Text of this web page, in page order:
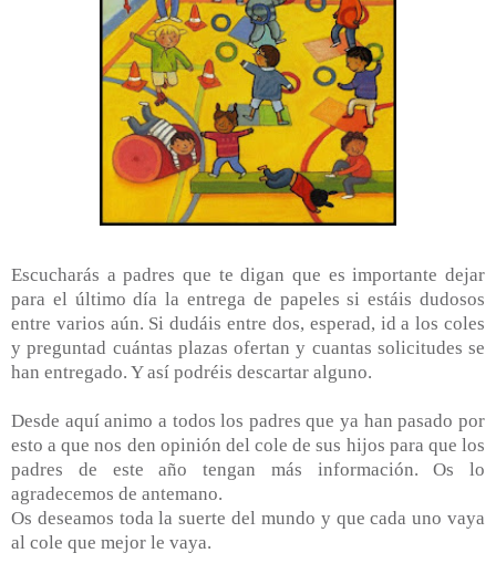
Escucharás a padres que te digan que es importante dejar
para el último día la entrega de papeles si estáis dudosos
entre varios aún. Si dudáis entre dos, esperad, id a los coles
y preguntad cuántas plazas ofertan y cuantas solicitudes se
han entregado. Y así podréis descartar alguno.
Desde aquí animo a todos los padres que ya han pasado por
esto a que nos den opinión del cole de sus hijos para que los
padres de este año tengan más información. Os lo
agradecemos de antemano.
Os deseamos toda la suerte del mundo y que cada uno vaya
al cole que mejor le vaya.